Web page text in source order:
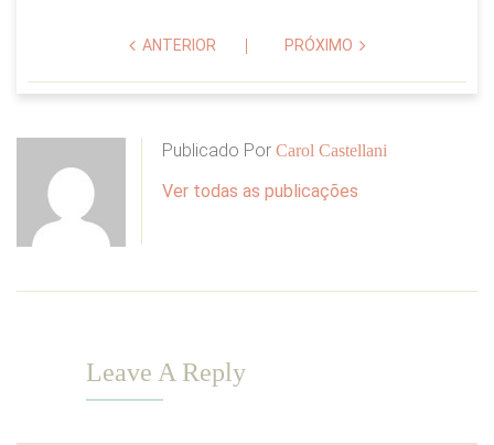
ANTERIOR PRÓXIMO
Publicado Por Carol Castellani
Ver todas as publicações
Leave A Reply